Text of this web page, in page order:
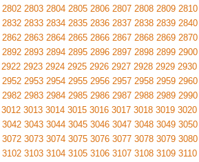
2802 2803 2804 2805 2806 2807 2808 2809 2810
2832 2833 2834 2835 2836 2837 2838 2839 2840
2862 2863 2864 2865 2866 2867 2868 2869 2870
2892 2893 2894 2895 2896 2897 2898 2899 2900
2922 2923 2924 2925 2926 2927 2928 2929 2930
2952 2953 2954 2955 2956 2957 2958 2959 2960
2982 2983 2984 2985 2986 2987 2988 2989 2990
3012 3013 3014 3015 3016 3017 3018 3019 3020
3042 3043 3044 3045 3046 3047 3048 3049 3050
3072 3073 3074 3075 3076 3077 3078 3079 3080
3102 3103 3104 3105 3106 3107 3108 3109 3110